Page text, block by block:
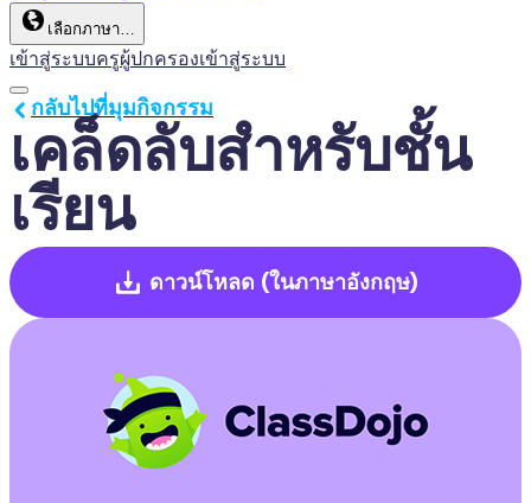
เลือกภาษา…
เข้าสู่ระบบครูผู้ปกครองเข้าสู่ระบบ
เคล็ดลับสำหรับชั้น
เรียน
กลับไปที่มุมกิจกรรม
ดาวน์โหลด (ในภาษาอังกฤษ)